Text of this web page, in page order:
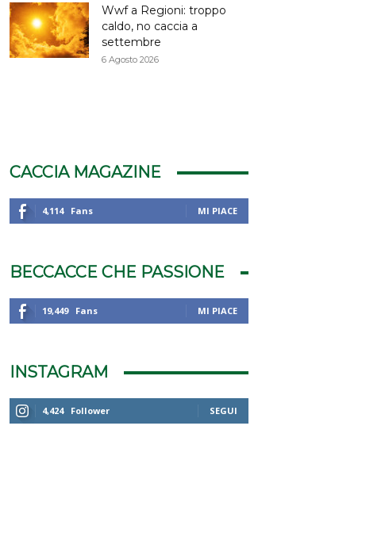
Wwf a Regioni: troppo
caldo, no caccia a
settembre
6 Agosto 2026
CACCIA MAGAZINE
4,114 Fans MI PIACE
BECCACCE CHE PASSIONE
19,449 Fans MI PIACE
INSTAGRAM
4,424 Follower SEGUI